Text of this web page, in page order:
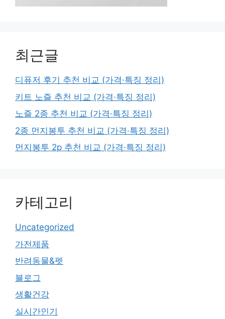
최근글
디퓨저 후기 추천 비교 (가격·특징 정리)
키트 노즐 추천 비교 (가격·특징 정리)
노즐 2종 추천 비교 (가격·특징 정리)
2종 먼지봉투 추천 비교 (가격·특징 정리)
먼지봉투 2p 추천 비교 (가격·특징 정리)
카테고리
Uncategorized
가전제품
반려동물&펫
블로그
생활건강
실시간인기